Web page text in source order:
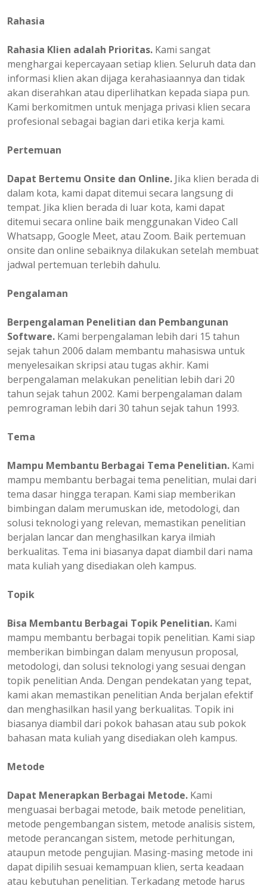
Rahasia
Rahasia Klien adalah Prioritas. Kami sangat
menghargai kepercayaan setiap klien. Seluruh data dan
informasi klien akan dijaga kerahasiaannya dan tidak
akan diserahkan atau diperlihatkan kepada siapa pun.
Kami berkomitmen untuk menjaga privasi klien secara
profesional sebagai bagian dari etika kerja kami.
Pertemuan
Dapat Bertemu Onsite dan Online. Jika klien berada di
dalam kota, kami dapat ditemui secara langsung di
tempat. Jika klien berada di luar kota, kami dapat
ditemui secara online baik menggunakan Video Call
Whatsapp, Google Meet, atau Zoom. Baik pertemuan
onsite dan online sebaiknya dilakukan setelah membuat
jadwal pertemuan terlebih dahulu.
Pengalaman
Berpengalaman Penelitian dan Pembangunan
Software. Kami berpengalaman lebih dari 15 tahun
sejak tahun 2006 dalam membantu mahasiswa untuk
menyelesaikan skripsi atau tugas akhir. Kami
berpengalaman melakukan penelitian lebih dari 20
tahun sejak tahun 2002. Kami berpengalaman dalam
pemrograman lebih dari 30 tahun sejak tahun 1993.
Tema
Mampu Membantu Berbagai Tema Penelitian. Kami
mampu membantu berbagai tema penelitian, mulai dari
tema dasar hingga terapan. Kami siap memberikan
bimbingan dalam merumuskan ide, metodologi, dan
solusi teknologi yang relevan, memastikan penelitian
berjalan lancar dan menghasilkan karya ilmiah
berkualitas. Tema ini biasanya dapat diambil dari nama
mata kuliah yang disediakan oleh kampus.
Topik
Bisa Membantu Berbagai Topik Penelitian. Kami
mampu membantu berbagai topik penelitian. Kami siap
memberikan bimbingan dalam menyusun proposal,
metodologi, dan solusi teknologi yang sesuai dengan
topik penelitian Anda. Dengan pendekatan yang tepat,
kami akan memastikan penelitian Anda berjalan efektif
dan menghasilkan hasil yang berkualitas. Topik ini
biasanya diambil dari pokok bahasan atau sub pokok
bahasan mata kuliah yang disediakan oleh kampus.
Metode
Dapat Menerapkan Berbagai Metode. Kami
menguasai berbagai metode, baik metode penelitian,
metode pengembangan sistem, metode analisis sistem,
metode perancangan sistem, metode perhitungan,
ataupun metode pengujian. Masing-masing metode ini
dapat dipilih sesuai kemampuan klien, serta keadaan
atau kebutuhan penelitian. Terkadang metode harus